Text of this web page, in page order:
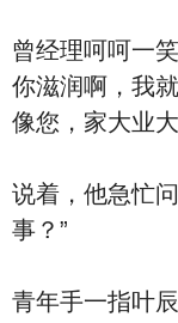
曾经理呵呵一
你滋润啊，我
像您，家大业
说着，他急忙
事？”
青年手一指叶